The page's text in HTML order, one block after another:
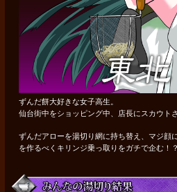
ずんだ餅大好きな女子高生。
仙台街中をショッピング中、店長にスカウトさ
ずんだアローを湯切り網に持ち替え、マジ顔
を作るべくキリンジ乗っ取りをガチで企む！？